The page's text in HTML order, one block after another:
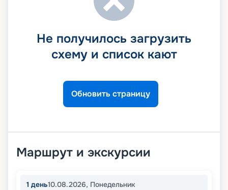
Не получилось загрузить
схему и список кают
Обновить страницу
Маршрут и экскурсии
1 день10.08.2026, Понедельник